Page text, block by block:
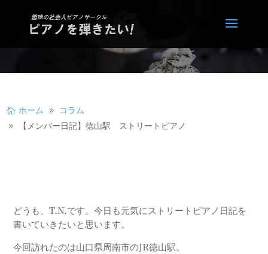
ホーム
コラム
【メンバー日記】徳山駅 ストリートピアノ
どうも、T.N.です。今日も元気にストリートピアノ日記を
書いていきたいと思います。
今回訪れたのは山口県周南市のJR徳山駅。